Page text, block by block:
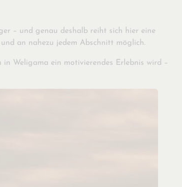
– und genau deshalb reiht sich hier eine
an nahezu jedem Abschnitt möglich.
Weligama ein motivierendes Erlebnis wird –